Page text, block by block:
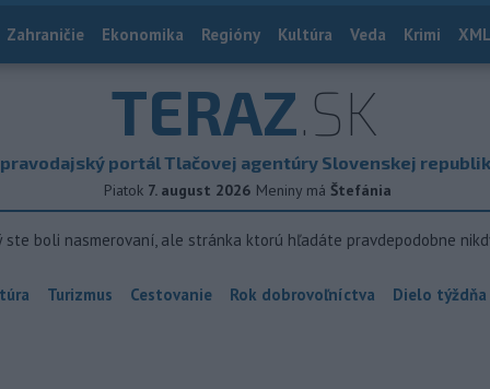
Zahraničie Ekonomika Regióny Kultúra Veda Krimi
TERAZ.SK
portál Tlačovej agentúry Slovenskej
Piatok 7. august 2026 Meniny má Štefánia
ste boli nasmerovaní, ale stránka ktorú hľadáte pravdepodobne
Turizmus Cestovanie Rok dobrovoľníctva Dielo týždňa